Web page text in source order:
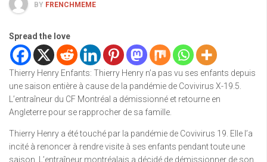
BY FRENCHMEME
Spread the love
Thierry Henry Enfants: Thierry Henry n’a pas vu ses enfants depuis
une saison entière à cause de la pandémie de Covivirus X-19.5.
L’entraîneur du CF Montréal a démissionné et retourne en
Angleterre pour se rapprocher de sa famille.
Thierry Henry a été touché par la pandémie de Covivirus 19. Elle l’a
incité à renoncer à rendre visite à ses enfants pendant toute une
saison. L’entraîneur montréalais a décidé de démissionner de son